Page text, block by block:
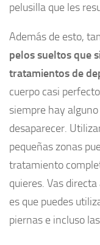
pelusilla que les
Además de esto,
pelos sueltos que
tratamientos de
cuerpo casi
siempre hay
desaparecer.
pequeñas zonas
tratamiento
quieres. Vas
es que puedes
piernas e incluso